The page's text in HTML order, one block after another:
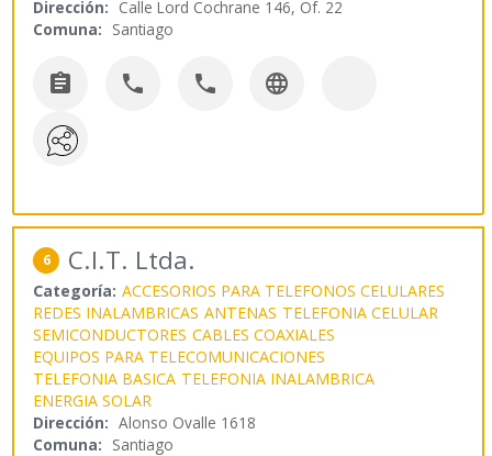
Dirección: Calle Lord Cochrane 146, Of. 22
Comuna: Santiago
   
6 C.I.T. Ltda.
Categoría: ACCESORIOS PARA TELEFONOS CELULARES
REDES INALAMBRICAS ANTENAS TELEFONIA CELULAR
SEMICONDUCTORES CABLES COAXIALES
EQUIPOS PARA TELECOMUNICACIONES
TELEFONIA BASICA TELEFONIA INALAMBRICA
ENERGIA SOLAR
Dirección: Alonso Ovalle 1618
Comuna: Santiago